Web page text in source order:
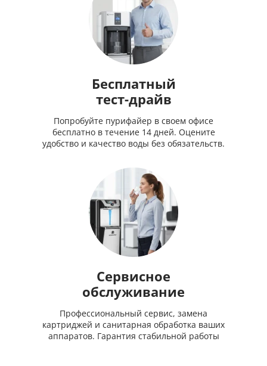
Бесплатный
тест-драйв
Попробуйте пурифайер в своем офисе
бесплатно в течение 14 дней. Оцените
удобство и качество воды без обязательств.
Сервисное
обслуживание
Профессиональный сервис, замена
картриджей и санитарная обработка ваших
аппаратов. Гарантия стабильной работы